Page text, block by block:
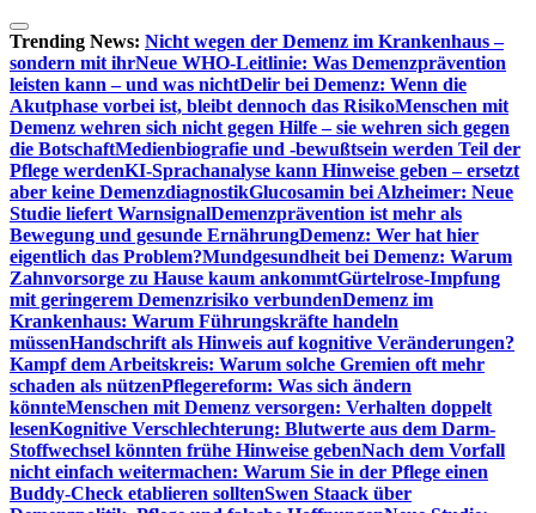
Zum
Inhalt
springen
Trending News: Nicht wegen der Demenz im Krankenhaus –
sondern mit ihrNeue WHO-Leitlinie: Was Demenzprävention
leisten kann – und was nichtDelir bei Demenz: Wenn die
Akutphase vorbei ist, bleibt dennoch das RisikoMenschen mit
Demenz wehren sich nicht gegen Hilfe – sie wehren sich gegen
die BotschaftMedienbiografie und -bewußtsein werden Teil der
Pflege werdenKI-Sprachanalyse kann Hinweise geben – ersetzt
aber keine DemenzdiagnostikGlucosamin bei Alzheimer: Neue
Studie liefert WarnsignalDemenzprävention ist mehr als
Bewegung und gesunde ErnährungDemenz: Wer hat hier
eigentlich das Problem?Mundgesundheit bei Demenz: Warum
Zahnvorsorge zu Hause kaum ankommtGürtelrose-Impfung
mit geringerem Demenzrisiko verbundenDemenz im
Krankenhaus: Warum Führungskräfte handeln
müssenHandschrift als Hinweis auf kognitive Veränderungen?
Kampf dem Arbeitskreis: Warum solche Gremien oft mehr
schaden als nützenPflegereform: Was sich ändern
könnteMenschen mit Demenz versorgen: Verhalten doppelt
lesenKognitive Verschlechterung: Blutwerte aus dem Darm-
Stoffwechsel könnten frühe Hinweise gebenNach dem Vorfall
nicht einfach weitermachen: Warum Sie in der Pflege einen
Buddy-Check etablieren solltenSwen Staack über